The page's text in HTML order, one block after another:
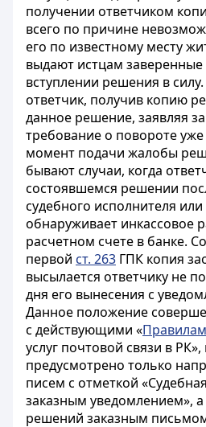
получении ответчиком
всего по причине
его по известному месту
выдают истцам
вступлении решения в
ответчик, получив копию
данное решение, заявляя
требование о повороте
момент подачи жалобы
бывают случаи, когда
состоявшемся решении
судебного исполнителя или
обнаруживает инкассовое
расчетном счете в банке.
первой ст. 263 ГПК копия
высылается ответчику не
дня его вынесения с
Данное положение
с действующими «
услуг почтовой связи в
предусмотрено только
писем с отметкой
заказным уведомлением»,
решений заказным